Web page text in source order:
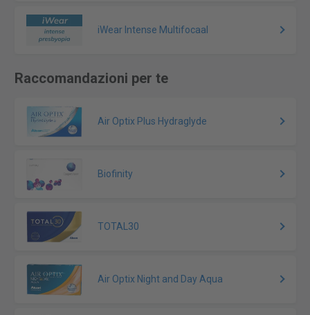
iWear Intense Multifocaal
Raccomandazioni per te
Air Optix Plus Hydraglyde
Biofinity
TOTAL30
Air Optix Night and Day Aqua